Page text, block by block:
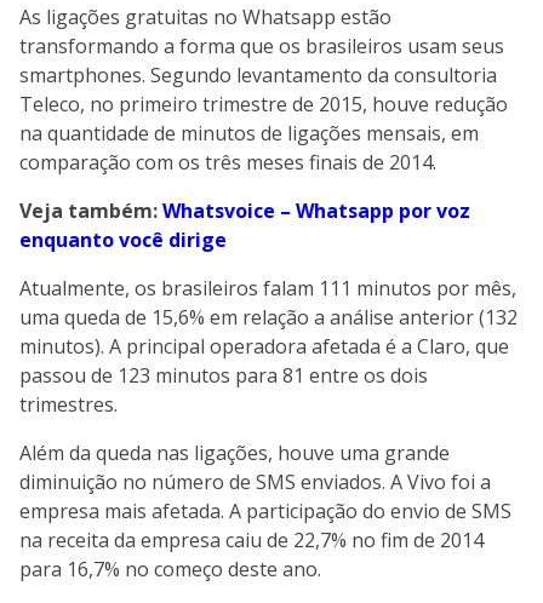
As ligações gratuitas no Whatsapp estão
transformando a forma que os brasileiros usam seus
smartphones. Segundo levantamento da consultoria
Teleco, no primeiro trimestre de 2015, houve redução
na quantidade de minutos de ligações mensais, em
comparação com os três meses finais de 2014.
Veja também:Whatsvoice – Whatsapp por voz
enquanto você dirige
Atualmente, os brasileiros falam 111 minutos por mês,
uma queda de 15,6% em relação a análise anterior (132
minutos). A principal operadora afetada é a Claro, que
passou de 123 minutos para 81 entre os dois
trimestres.
Além da queda nas ligações, houve uma grande
diminuição no número de SMS enviados. A Vivo foi a
empresa mais afetada. A participação do envio de SMS
na receita da empresa caiu de 22,7% no fim de 2014
para 16,7% no começo deste ano.